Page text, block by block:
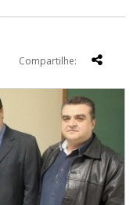
Compartilhe: